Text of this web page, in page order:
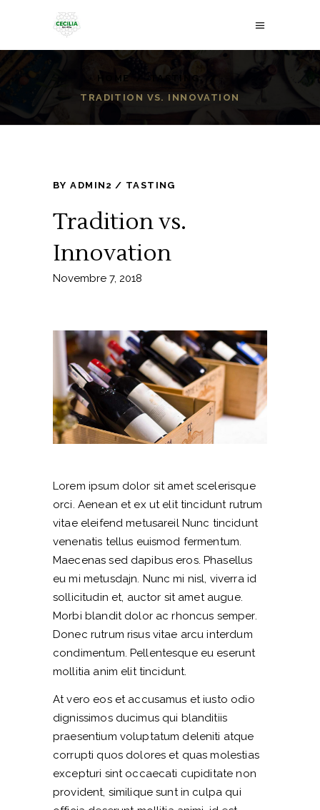
HOME TASTING
TRADITION VS. INNOVATION
BYADMIN2 TASTING
Tradition vs.
Innovation
Novembre 7, 2018
Lorem ipsum dolor sit amet scelerisque
orci. Aenean et ex ut elit tincidunt rutrum
vitae eleifend metusareil Nunc tincidunt
venenatis tellus euismod fermentum.
Maecenas sed dapibus eros. Phasellus
eu mi metusdajn. Nunc mi nisl, viverra id
sollicitudin et, auctor sit amet augue.
Morbi blandit dolor ac rhoncus semper.
Donec rutrum risus vitae arcu interdum
condimentum. Pellentesque eu eserunt
mollitia anim elit tincidunt.
At vero eos et accusamus et iusto odio
dignissimos ducimus qui blanditiis
praesentium voluptatum deleniti atque
corrupti quos dolores et quas molestias
excepturi sint occaecati cupiditate non
provident, similique sunt in culpa qui